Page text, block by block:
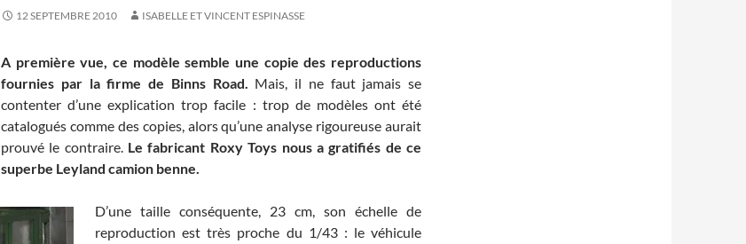
12 SEPTEMBRE 2010 ISABELLE ET VINCENT ESPINASSE
A première vue, ce modèle semble une copie des reproductions
fournies par la firme de Binns Road. Mais, il ne faut jamais se
contenter d’une explication trop facile : trop de modèles ont été
catalogués comme des copies, alors qu’une analyse rigoureuse aurait
prouvé le contraire. Le fabricant Roxy Toys nous a gratifiés de ce
superbe Leyland camion benne.
D’une taille conséquente, 23 cm, son échelle de
reproduction est très proche du 1/43 : le véhicule